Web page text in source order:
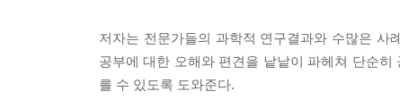
저자는 전문가들의 과학적 연구결과와 수많은
공부에 대한 오해와 편견을 낱낱이 파헤쳐 단순
를 수 있도록 도와준다.